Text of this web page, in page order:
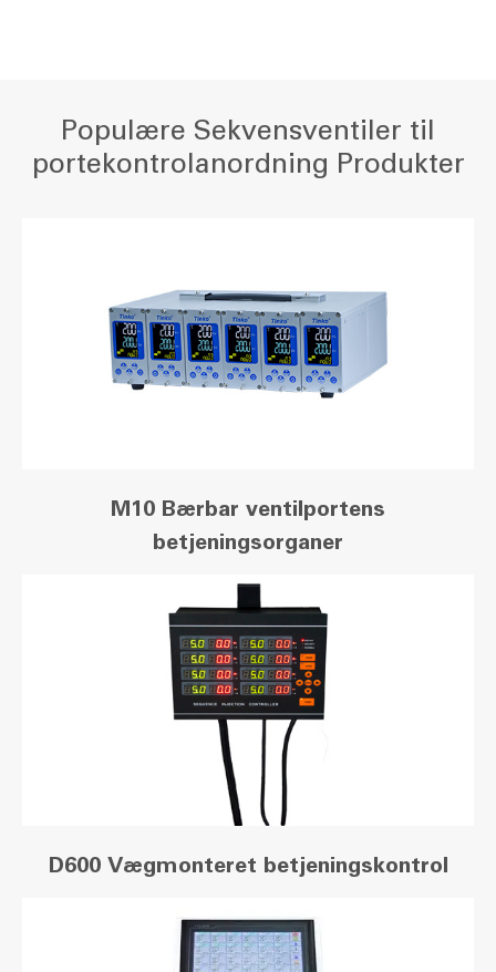
Populære Sekvensventiler til
portekontrolanordning Produkter
M10 Bærbar ventilportens
betjeningsorganer
D600 Vægmonteret betjeningskontrol